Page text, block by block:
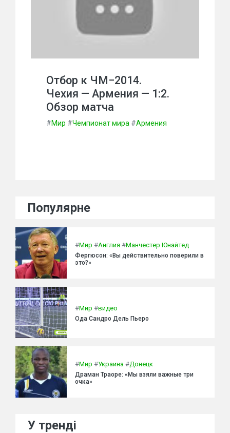
Отбор к ЧМ−2014.
Чехия — Армения — 1:2.
Обзор матча
#Мир #Чемпионат мира #Армения
Популярне
#Мир #Англия #Манчестер Юнайтед
Фергюсон: «Вы действительно поверили в
это?»
#Мир #видео
Ода Сандро Дель Пьеро
#Мир #Украина #Донецк
Драман Траоре: «Мы взяли важные три
очка»
У тренді